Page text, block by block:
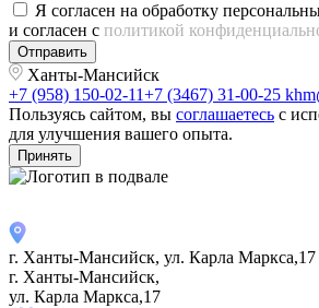
Я согласен на обработку
и согласен с политикой
Отправить
Ханты-Мансийск
+7 (958) 150-02-11+7 (3467) 31-00-25
Пользуясь сайтом, вы соглашаетесь с
для улучшения вашего опыта.
Принять
г. Ханты-Мансийск, ул. Карла Маркса,17
г. Ханты-Мансийск,
ул. Карла Маркса,17